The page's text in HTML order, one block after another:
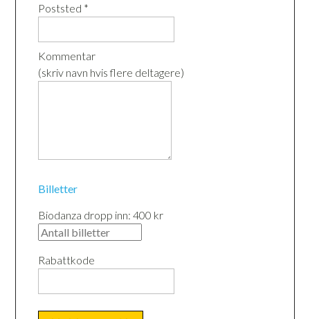
Poststed *
Kommentar
(skriv navn hvis flere deltagere)
Billetter
Biodanza dropp inn: 400 kr
Rabattkode